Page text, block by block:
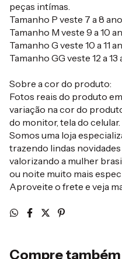
peças intímas.
Tamanho P veste 7 a 8
Tamanho M veste 9 a 10
Tamanho G veste 10 a 11
Tamanho GG veste 12 a 13
Sobre a cor do produto:
Fotos reais do produto
variação na cor do
do monitor, tela do celular.
Somos uma loja
trazendo lindas
valorizando a mulher
ou noite muito mais
Aproveite o frete e veja
Compre também